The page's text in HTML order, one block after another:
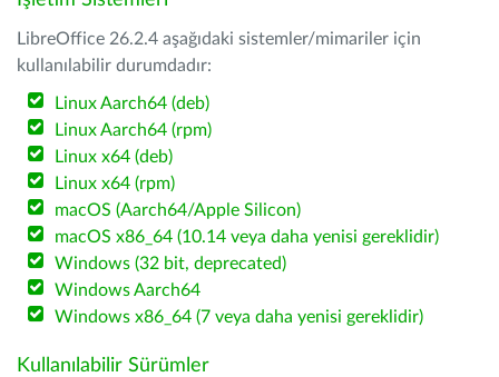
LibreOffice 26.2.4 aşağıdaki sistemler/mimariler için
kullanılabilir durumdadır:
Linux Aarch64 (deb)
Linux Aarch64 (rpm)
Linux x64 (deb)
Linux x64 (rpm)
macOS (Aarch64/Apple Silicon)
macOS x86_64 (10.14 veya daha yenisi gereklidir)
Windows (32 bit, deprecated)
Windows Aarch64
Windows x86_64 (7 veya daha yenisi gereklidir)
Kullanılabilir Sürümler